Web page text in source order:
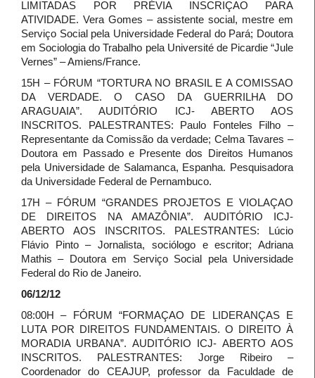
LIMITADAS POR PRÉVIA INSCRIÇAO PARA
ATIVIDADE. Vera Gomes – assistente social, mestre em
Serviço Social pela Universidade Federal do Pará; Doutora
em Sociologia do Trabalho pela Université de Picardie “Jule
Vernes” – Amiens/France.
15H – FÓRUM “TORTURA NO BRASIL E A COMISSAO
DA VERDADE. O CASO DA GUERRILHA DO
ARAGUAIA”. AUDITÓRIO ICJ- ABERTO AOS
INSCRITOS. PALESTRANTES: Paulo Fonteles Filho –
Representante da Comissão da verdade; Celma Tavares –
Doutora em Passado e Presente dos Direitos Humanos
pela Universidade de Salamanca, Espanha. Pesquisadora
da Universidade Federal de Pernambuco.
17H – FÓRUM “GRANDES PROJETOS E VIOLAÇAO
DE DIREITOS NA AMAZÔNIA”. AUDITÓRIO ICJ-
ABERTO AOS INSCRITOS. PALESTRANTES: Lúcio
Flávio Pinto – Jornalista, sociólogo e escritor; Adriana
Mathis – Doutora em Serviço Social pela Universidade
Federal do Rio de Janeiro.
06/12/12
08:00H – FÓRUM “FORMAÇAO DE LIDERANÇAS E
LUTA POR DIREITOS FUNDAMENTAIS. O DIREITO À
MORADIA URBANA”. AUDITÓRIO ICJ- ABERTO AOS
INSCRITOS. PALESTRANTES: Jorge Ribeiro –
Coordenador do CEAJUP, professor da Faculdade de